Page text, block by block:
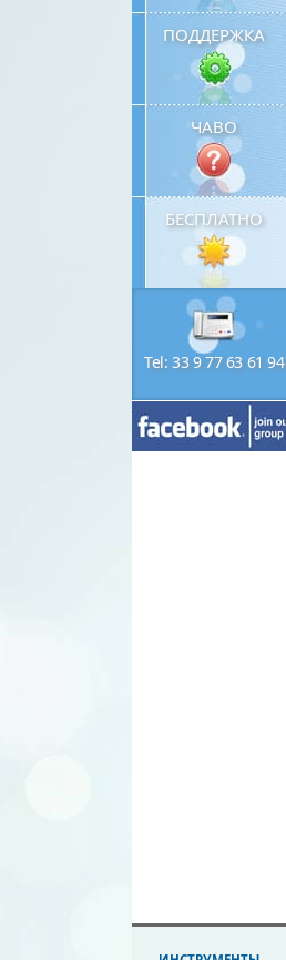
ПОДДЕРЖКА
ЧАВО
БЕСПЛАТНО
Tel: 33 9 77 63 61 94